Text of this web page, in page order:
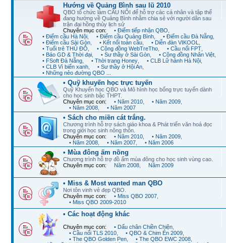
Hướng về Quảng Bình sau lũ 2010
QBO tổ chức làm CẦU NỐI để hỗ trợ các cá nhân và tập thể
đang hướng về Quảng Bình nhằm chia sẻ với người dân sau
trận đại hồng thủy lịch sử
Chuyên mục con:
• Điểm tiếp nhận QBO
• Điểm cầu Hà Nội
• Điểm cầu Quảng Bình • Điểm cầu Đà Nẵng
• Điểm cầu Sài Gòn
• Kết nối toàn cầu • Diễn đàn VIKOOL
• Tuổi trẻ THỦ ĐÔ
• Cộng đồng WebTreTho • Cầu nối FPT
• Báo GD & Thời đại
• Sư thầy ở Sài Gòn • Cộng đồng Nhân Việt
• FSoft Đà Nẵng
• Thời trang Honey • CLB Lữ hành Hà Nội
• CLB Vì biển xanh
• Sư thầy ở Hội An
• Những nẻo đường QBO ...
• Quỹ khuyến học trực tuyến
Quỹ Khuyến học QBO và Mô hình học bổng trực tuyến dành
cho học sinh bậc THPT.
Chuyên mục con:
• Năm 2010 • Năm 2009
• Năm 2008
• Năm 2007
• Sách cho miền cát trắng.
Chương trình hỗ trợ sách giáo khoa & Phát triển văn hoá đọc
trong giới học sinh nông thôn.
Chuyên mục con:
• Năm 2010 • Năm 2009
• Năm 2008
• Năm 2007 • Năm 2006
• Mùa đông ấm nồng
Chương trình hỗ trợ đồ ấm mùa đông cho học sinh vùng cao.
Chuyên mục con:
Năm 2008 Năm 2009
• Miss & Most wanted man QBO
Nơi tôn vinh vẻ đẹp QBO.
Chuyên mục con:
• Miss QBO 2007
• Miss QBO 2009-2010
• Các hoạt động khác
Chuyên mục con: • Dấu chân Chiền Chiện
• Cầu nối TLS 2010
• QBO & Chim Én 2009
• The QBO Golden Pen
• The QBO EWC 2008